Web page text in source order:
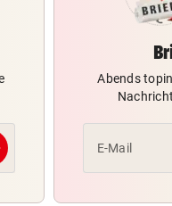
Abends
E-Mail